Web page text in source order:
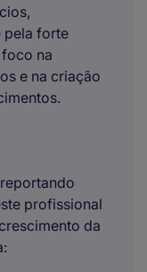
pela forte
na
e na criação
profissional
da